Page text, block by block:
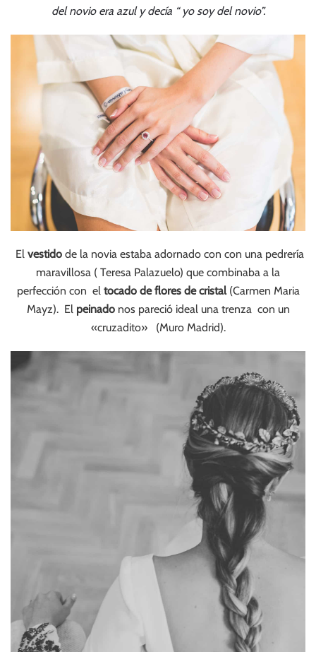
del novio era azul y decía “ yo soy del novio”.
El vestidode la novia estaba adornado con con una pedrería
maravillosa ( Teresa Palazuelo) que combinaba a la
perfección con eltocado de flores de cristal(Carmen Maria
Mayz). El peinadonos pareció ideal una trenza con un
«cruzadito» (Muro Madrid).